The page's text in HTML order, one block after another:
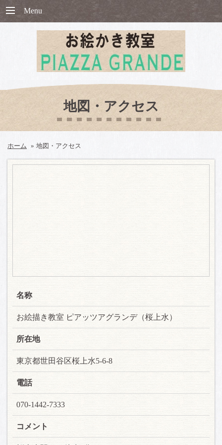
Menu
地図・アクセス
ホーム » 地図・アクセス
名称
お絵描き教室 ピアッツアグランデ（桜上水）
所在地
東京都世田谷区桜上水5-6-8
電話
070-1442-7333
コメント